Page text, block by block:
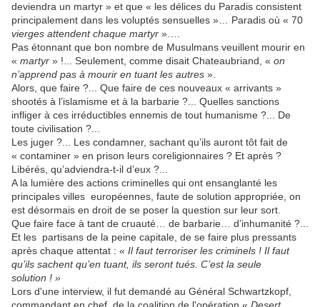
deviendra un martyr » et que « les délices du Paradis consistent
principalement dans les voluptés sensuelles »… Paradis où « 70
vierges attendent chaque martyr »….
Pas étonnant que bon nombre de Musulmans veuillent mourir en
« martyr » !... Seulement, comme disait Chateaubriand, « on
n’apprend pas à mourir en tuant les autres ».
Alors, que faire ?... Que faire de ces nouveaux « arrivants »
shootés à l’islamisme et à la barbarie ?... Quelles sanctions
infliger à ces irréductibles ennemis de tout humanisme ?... De
toute civilisation ?...
Les juger ?... Les condamner, sachant qu’ils auront tôt fait de
« contaminer » en prison leurs coreligionnaires ? Et après ?
Libérés, qu’adviendra-t-il d’eux ?...
A la lumière des actions criminelles qui ont ensanglanté les
principales villes européennes, faute de solution appropriée, on
est désormais en droit de se poser la question sur leur sort.
Que faire face à tant de cruauté… de barbarie… d’inhumanité ?...
Et les partisans de la peine capitale, de se faire plus pressants
après chaque attentat : « Il faut terroriser les criminels ! Il faut
qu’ils sachent qu’en tuant, ils seront tués. C’est la seule
solution ! »
Lors d'une interview, il fut demandé au Général Schwartzkopf,